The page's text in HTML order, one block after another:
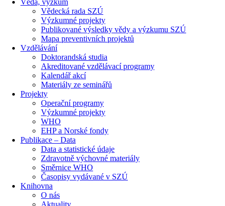
Věda, výzkum
Vědecká rada SZÚ
Výzkumné projekty
Publikované výsledky vědy a výzkumu SZÚ
Mapa preventivních projektů
Vzdělávání
Doktorandská studia
Akreditované vzdělávací programy
Kalendář akcí
Materiály ze seminářů
Projekty
Operační programy
Výzkumné projekty
WHO
EHP a Norské fondy
Publikace – Data
Data a statistické údaje
Zdravotně výchovné materiály
Směrnice WHO
Časopisy vydávané v SZÚ
Knihovna
O nás
Aktuality